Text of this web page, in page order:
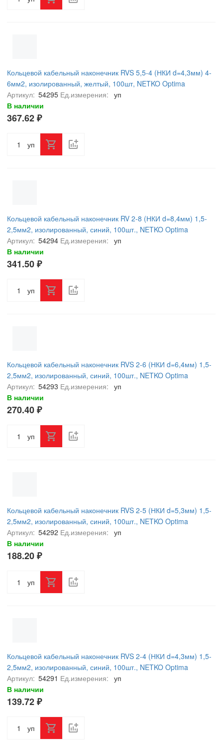
Кольцевой кабельный наконечник RVS 5,5-4 (НКИ d=4,3мм) 4-
6мм2, изолированный, желтый, 100шт, NETKO Optima
Артикул: 54295 Ед.измерения: уп
В наличии
367.62 ₽
уп
Кольцевой кабельный наконечник RV 2-8 (НКИ d=8,4мм) 1,5-
2,5мм2, изолированный, синий, 100шт., NETKO Optima
Артикул: 54294 Ед.измерения: уп
В наличии
341.50 ₽
уп
Кольцевой кабельный наконечник RVS 2-6 (НКИ d=6,4мм) 1,5-
2,5мм2, изолированный, синий, 100шт., NETKO Optima
Артикул: 54293 Ед.измерения: уп
В наличии
270.40 ₽
уп
Кольцевой кабельный наконечник RVS 2-5 (НКИ d=5,3мм) 1,5-
2,5мм2, изолированный, синий, 100шт., NETKO Optima
Артикул: 54292 Ед.измерения: уп
В наличии
188.20 ₽
уп
Кольцевой кабельный наконечник RVS 2-4 (НКИ d=4,3мм) 1,5-
2,5мм2, изолированный, синий, 100шт., NETKO Optima
Артикул: 54291 Ед.измерения: уп
В наличии
139.72 ₽
уп